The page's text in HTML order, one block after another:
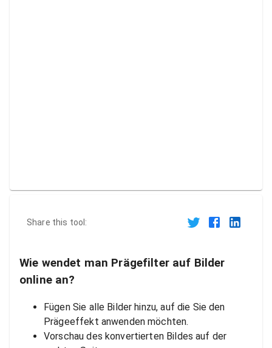
Share this tool:
Wie wendet man Prägefilter auf Bilder
online an?
Fügen Sie alle Bilder hinzu, auf die Sie den
Prägeeffekt anwenden möchten.
Vorschau des konvertierten Bildes auf der